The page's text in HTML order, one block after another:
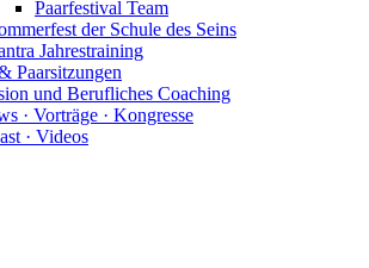
Paarfestival Team
der Schule des Seins
Jahrestraining
Paarsitzungen
und Berufliches Coaching
· Vorträge · Kongresse
· Videos